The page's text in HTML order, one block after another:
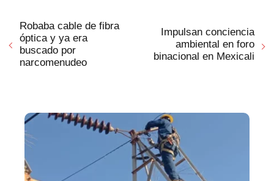
Robaba cable de fibra
óptica y ya era
buscado por
narcomenudeo
Impulsan conciencia
ambiental en foro
binacional en Mexicali